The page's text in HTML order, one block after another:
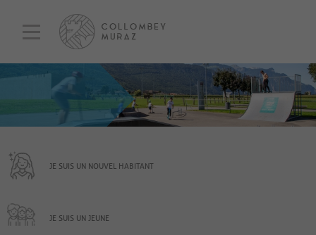
JE SUIS UN NOUVEL HABITANT
JE SUIS UN JEUNE